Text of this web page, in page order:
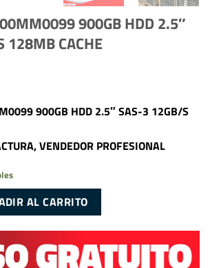
900GB HDD 2.5″
128MB CACHE
900GB HDD 2.5″ SAS-3 12GB/S
VENDEDOR PROFESIONAL
900GB HDD 2.5" SAS-3 12GB/S 128MB
AL CARRITO